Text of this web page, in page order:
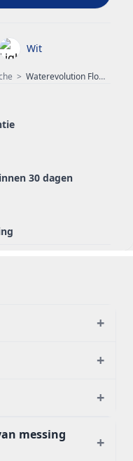
> Waterevolution Flow hoofddouche 250mm met muuraansluiting mat wit T164125BR
Wit
30 dagen
+
+
+
messing
+